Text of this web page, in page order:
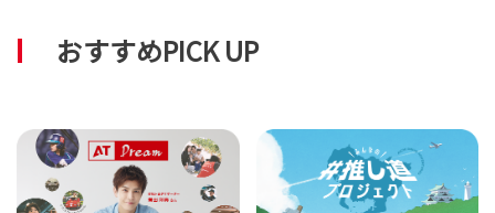
おすすめPICK UP